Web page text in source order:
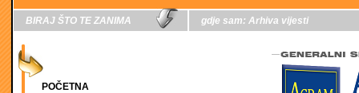
BIRAJ ŠTO TE ZANIMA
POČETNA
gdje sam: Arhiva vijesti